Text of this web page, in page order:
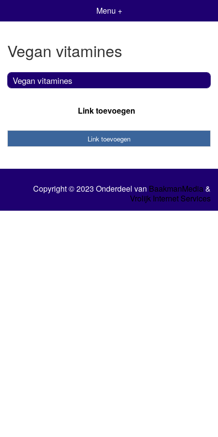
Menu +
Vegan vitamines
Vegan vitamines
Link toevoegen
Link toevoegen
Copyright © 2023 Onderdeel van BaakmanMedia&
Vrolijk Internet Services